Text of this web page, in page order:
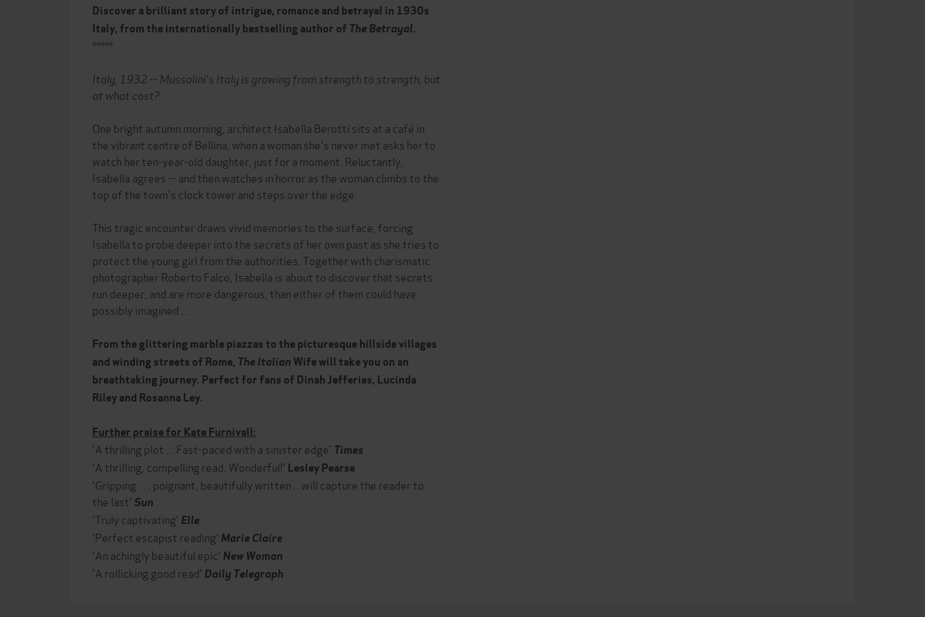
Discover a brilliant story of intrigue, romance and betrayal in 1930s
Italy, from the internationally bestselling author of The Betrayal.
*****
Italy, 1932 -- Mussolini's Italy is growing from strength to strength, but
at what cost?
One bright autumn morning, architect Isabella Berotti sits at a café in
the vibrant centre of Bellina, when a woman she's never met asks her to
watch her ten-year-old daughter, just for a moment. Reluctantly,
Isabella agrees -- and then watches in horror as the woman climbs to the
top of the town's clock tower and steps over the edge.
This tragic encounter draws vivid memories to the surface, forcing
Isabella to probe deeper into the secrets of her own past as she tries to
protect the young girl from the authorities. Together with charismatic
photographer Roberto Falco, Isabella is about to discover that secrets
run deeper, and are more dangerous, than either of them could have
possibly imagined . . .
From the glittering marble piazzas to the picturesque hillside villages
and winding streets of Rome, The Italian Wife will take you on an
breathtaking journey. Perfect for fans of Dinah Jefferies, Lucinda
Riley and Rosanna Ley.
Further praise for Kate Furnivall:
'A thrilling plot ... Fast-paced with a sinister edge' Times
'A thrilling, compelling read. Wonderful!' Lesley Pearse
'Gripping . . . poignant, beautifully written ...will capture the reader to
the last' Sun
'Truly captivating' Elle
'Perfect escapist reading' Marie Claire
'An achingly beautiful epic' New Woman
'A rollicking good read' Daily Telegraph